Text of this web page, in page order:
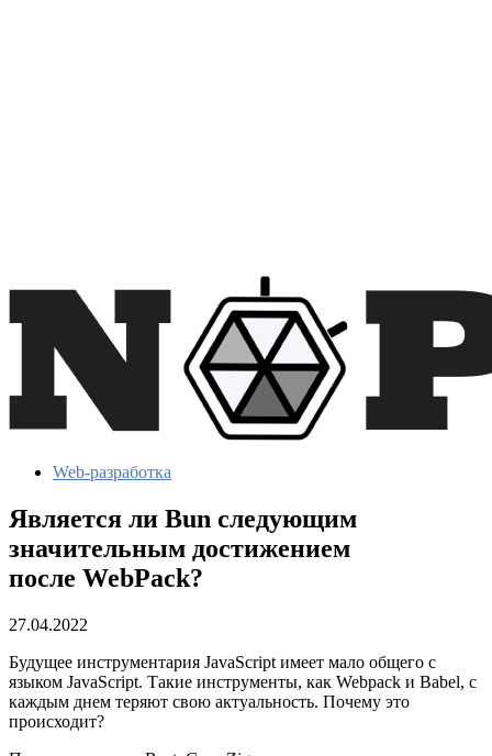
Web-разработка
Является ли Bun следующим
значительным достижением
после WebPack?
27.04.2022
Будущее инструментария JavaScript имеет мало общего с
языком JavaScript. Такие инструменты, как Webpack и Babel, с
каждым днем теряют свою актуальность. Почему это
происходит?